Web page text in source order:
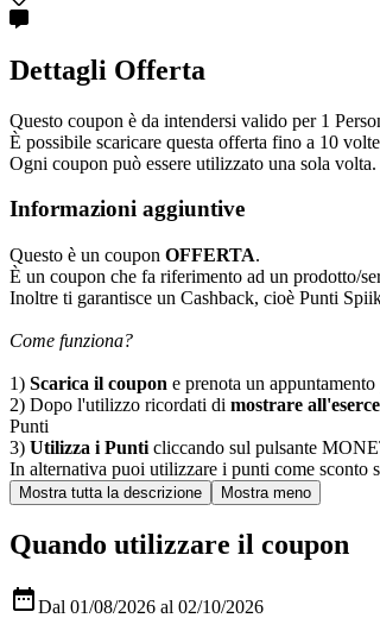
Dettagli Offerta
Questo coupon è da intendersi valido per 1
È possibile scaricare questa offerta fino a 10
Ogni coupon può essere utilizzato una sola volta.
Informazioni aggiuntive
Questo è un coupon OFFERTA.
È un coupon che fa riferimento ad un prodotto/
Inoltre ti garantisce un Cashback, cioè Punti
Come funziona?
1) Scarica il coupon e prenota un
2) Dopo l'utilizzo ricordati di mostrare
Punti
3) Utilizza i Punti cliccando sul pulsante
In alternativa puoi utilizzare i punti come sconto
Quando utilizzare il coupon
Dal 01/08/2026 al 02/10/2026